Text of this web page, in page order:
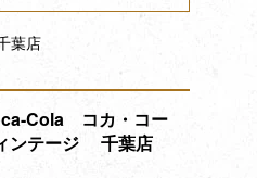
葉店
Cola コカ・コー
ンテージ 千葉店